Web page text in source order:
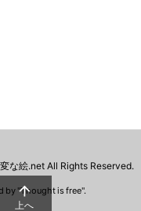
な絵.netAll Rights Reserved.
by "Thought is free".

上へ